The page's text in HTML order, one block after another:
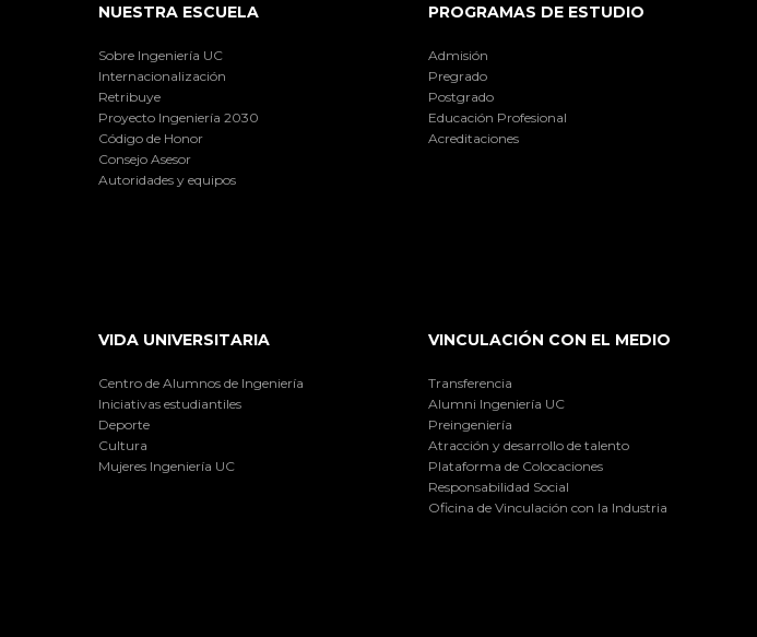
NUESTRA ESCUELA
Sobre Ingeniería UC
Internacionalización
Retribuye
Proyecto Ingeniería 2030
Código de Honor
Consejo Asesor
Autoridades y equipos
PROGRAMAS DE ESTUDIO
Admisión
Pregrado
Postgrado
Educación Profesional
Acreditaciones
VIDA UNIVERSITARIA
Centro de Alumnos de Ingeniería
Iniciativas estudiantiles
Deporte
Cultura
Mujeres Ingeniería UC
VINCULACIÓN CON EL MEDIO
Transferencia
Alumni Ingeniería UC
Preingeniería
Atracción y desarrollo de talento
Plataforma de Colocaciones
Responsabilidad Social
Oficina de Vinculación con la Industria